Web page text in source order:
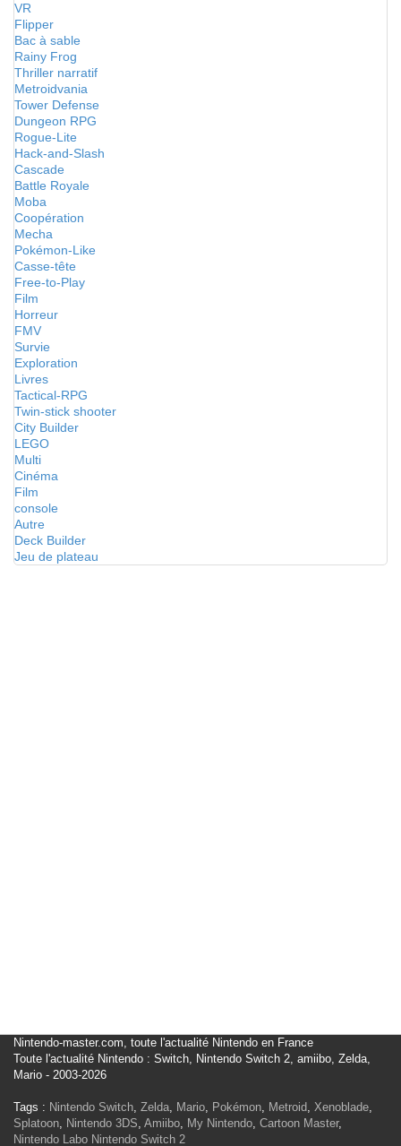
VR
Flipper
Bac à sable
Rainy Frog
Thriller narratif
Metroidvania
Tower Defense
Dungeon RPG
Rogue-Lite
Hack-and-Slash
Cascade
Battle Royale
Moba
Coopération
Mecha
Pokémon-Like
Casse-tête
Free-to-Play
Film
Horreur
FMV
Survie
Exploration
Livres
Tactical-RPG
Twin-stick shooter
City Builder
LEGO
Multi
Cinéma
Film
console
Autre
Deck Builder
Jeu de plateau
Nintendo-master.com, toute l'actualité Nintendo en France
Toute l'actualité Nintendo : Switch, Nintendo Switch 2, amiibo, Zelda,
Mario - 2003-2026
Tags : Nintendo Switch, Zelda, Mario, Pokémon, Metroid, Xenoblade,
Splatoon, Nintendo 3DS, Amiibo, My Nintendo, Cartoon Master,
Nintendo Labo Nintendo Switch 2